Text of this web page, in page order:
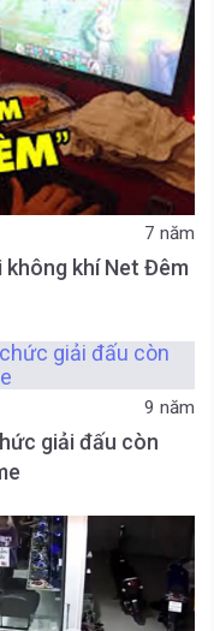
7 năm
không khí Net Đêm
9 năm
giải đấu còn